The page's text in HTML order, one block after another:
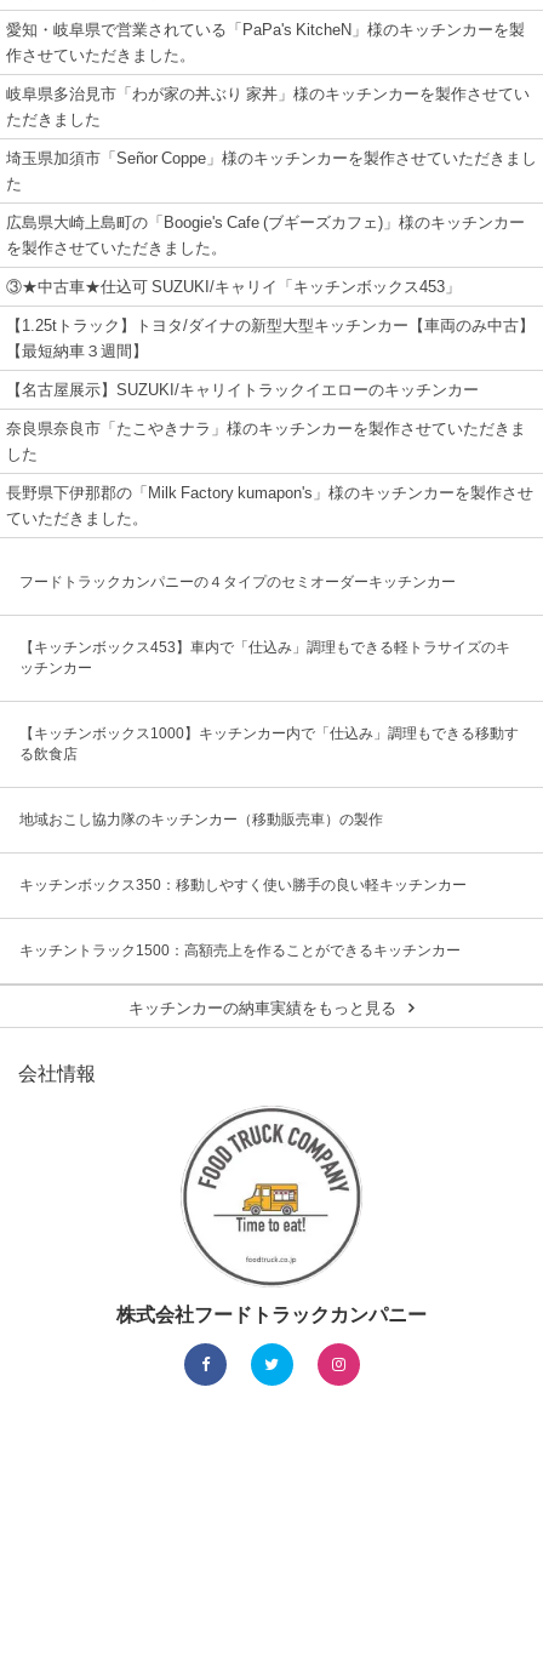
愛知・岐阜県で営業されている「PaPa's KitcheN」様のキッチンカーを製
作させていただきました。
岐阜県多治見市「わが家の丼ぶり 家丼」様のキッチンカーを製作させてい
ただきました
埼玉県加須市「Señor Coppe」様のキッチンカーを製作させていただきまし
た
広島県大崎上島町の「Boogie's Cafe (ブギーズカフェ)」様のキッチンカー
を製作させていただきました。
③★中古車★仕込可 SUZUKI/キャリイ「キッチンボックス453」
【1.25tトラック】トヨタ/ダイナの新型大型キッチンカー【車両のみ中古】
【最短納車３週間】
【名古屋展示】SUZUKI/キャリイトラックイエローのキッチンカー
奈良県奈良市「たこやきナラ」様のキッチンカーを製作させていただきま
した
長野県下伊那郡の「Milk Factory kumapon's」様のキッチンカーを製作させ
ていただきました。
フードトラックカンパニーの４タイプのセミオーダーキッチンカー
【キッチンボックス453】車内で「仕込み」調理もできる軽トラサイズのキ
ッチンカー
【キッチンボックス1000】キッチンカー内で「仕込み」調理もできる移動す
る飲食店
地域おこし協力隊のキッチンカー（移動販売車）の製作
キッチンボックス350：移動しやすく使い勝手の良い軽キッチンカー
キッチントラック1500：高額売上を作ることができるキッチンカー
キッチンカーの納車実績をもっと見る
会社情報
株式会社フードトラックカンパニー